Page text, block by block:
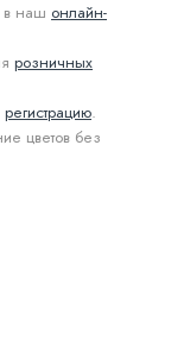
в наш онлайн-
розничных
регистрацию.
цветов без